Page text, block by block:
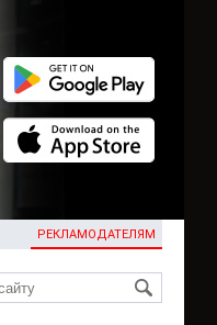
РЕКЛАМОДАТЕЛЯМ
KG